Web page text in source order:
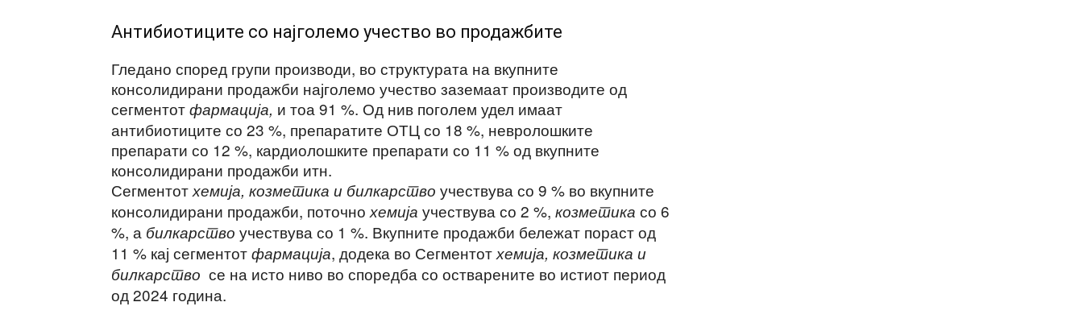
Антибиотиците со најголемо учество во продажбите
Гледано според групи производи, во структурата на вкупните
консолидирани продажби најголемо учество заземаат производите од
сегментотфармација, и тоа 91 %. Од нив поголем удел имаат
антибиотиците со 23 %, препаратите ОТЦ со 18 %, невролошките
препарати со 12 %, кардиолошките препарати со 11 % од вкупните
консолидирани продажби итн.
Сегментотхемија, козметика и билкарство учествува со 9 % во вкупните
консолидирани продажби, поточно хемија учествува со 2 %, козметика со 6
%, а билкарство учествува со 1 %. Вкупните продажби бележат пораст од
11 % кај сегментотфармација, додека во Сегментотхемија, козметика и
билкарство се на исто ниво во споредба со остварените во истиот период
од 2024 година.